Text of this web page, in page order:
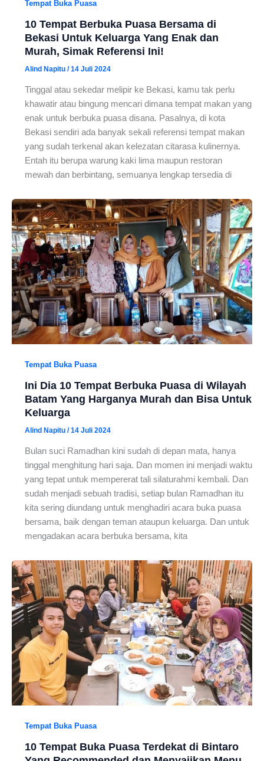
Tempat Buka Puasa
10 Tempat Berbuka Puasa Bersama di
Bekasi Untuk Keluarga Yang Enak dan
Murah, Simak Referensi Ini!
Alind Napitu /14 Juli 2024
Tinggal atau sekedar melipir ke Bekasi, kamu tak perlu
khawatir atau bingung mencari dimana tempat makan yang
enak untuk berbuka puasa disana. Pasalnya, di kota
Bekasi sendiri ada banyak sekali referensi tempat makan
yang sudah terkenal akan kelezatan citarasa kulinernya.
Entah itu berupa warung kaki lima maupun restoran
mewah dan berbintang, semuanya lengkap tersedia di
Tempat Buka Puasa
Ini Dia 10 Tempat Berbuka Puasa di Wilayah
Batam Yang Harganya Murah dan Bisa Untuk
Keluarga
Alind Napitu /14 Juli 2024
Bulan suci Ramadhan kini sudah di depan mata, hanya
tinggal menghitung hari saja. Dan momen ini menjadi waktu
yang tepat untuk mempererat tali silaturahmi kembali. Dan
sudah menjadi sebuah tradisi, setiap bulan Ramadhan itu
kita sering diundang untuk menghadiri acara buka puasa
bersama, baik dengan teman ataupun keluarga. Dan untuk
mengadakan acara berbuka bersama, kita
Tempat Buka Puasa
10 Tempat Buka Puasa Terdekat di Bintaro